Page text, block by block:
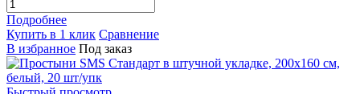
Подробнее
Купить в 1 клик Сравнение
В избранное Под заказ